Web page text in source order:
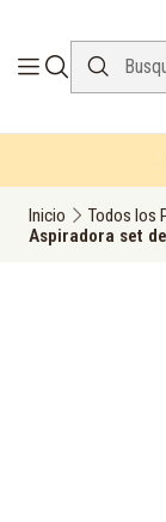
Inicio Todos los
Aspiradora set